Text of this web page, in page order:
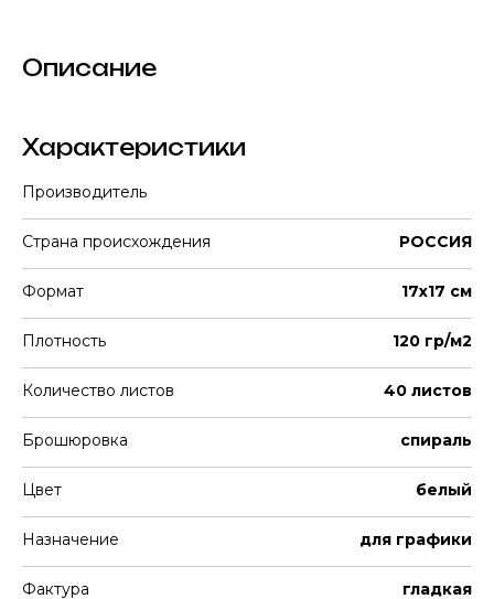
Описание
Характеристики
Производитель
Страна происхождения РОССИЯ
Формат 17х17 см
Плотность 120 гр/м2
Количество листов 40 листов
Брошюровка спираль
Цвет белый
Назначение для графики
Фактура гладкая